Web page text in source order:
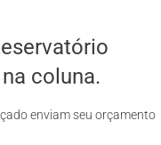
coluna.
enviam seu orçamento